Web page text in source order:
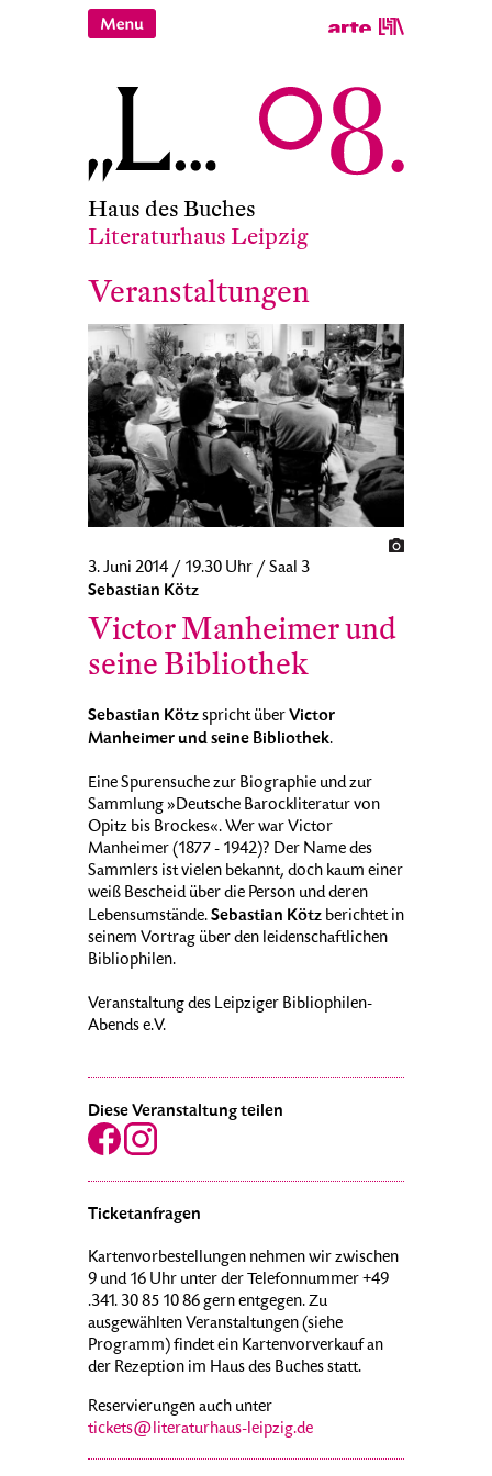
Haus des Buches
Literaturhaus Leipzig
Veranstaltungen
3. Juni 2014 / 19.30 Uhr / Saal 3
Sebastian Kötz
Victor Manheimer und
seine Bibliothek
Sebastian Kötzspricht überVictor
Manheimer und seine Bibliothek.
Eine Spurensuche zur Biographie und zur
Sammlung »Deutsche Barockliteratur von
Opitz bis Brockes«. Wer war Victor
Manheimer (1877 - 1942)? Der Name des
Sammlers ist vielen bekannt, doch kaum einer
weiß Bescheid über die Person und deren
Lebensumstände.Sebastian Kötz berichtet in
seinem Vortrag über den leidenschaftlichen
Bibliophilen.
Veranstaltung des Leipziger Bibliophilen-
Abends e.V.
Diese Veranstaltung teilen
Ticketanfragen
Kartenvorbestellungen nehmen wir zwischen
9 und 16 Uhr unter der Telefonnummer +49
.341. 30 85 10 86 gern entgegen. Zu
ausgewählten Veranstaltungen (siehe
Programm) findet ein Kartenvorverkauf an
der Rezeption im Haus des Buches statt.
Reservierungen auch unter
tickets@literaturhaus-leipzig.de